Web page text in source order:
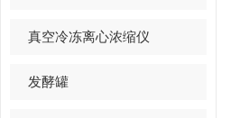
真空冷冻离心浓缩仪
发酵罐